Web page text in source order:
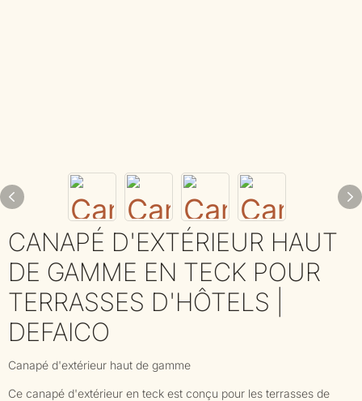
CANAPÉ D'EXTÉRIEUR HAUT
DE GAMME EN TECK POUR
TERRASSES D'HÔTELS |
DEFAICO
Canapé d'extérieur haut de gamme
Ce canapé d'extérieur en teck est conçu pour les terrasses de